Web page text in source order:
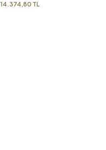
14.374,80 TL